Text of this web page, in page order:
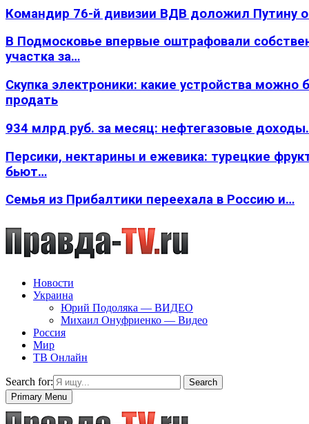
Командир 76-й дивизии ВДВ доложил Путину
В Подмосковье впервые оштрафовали
участка за…
Скупка электроники: какие устройства можно
продать
934 млрд руб. за месяц: нефтегазовые
Персики, нектарины и ежевика: турецкие
бьют…
Семья из Прибалтики переехала в Россию и…
Новости
Украина
Юрий Подоляка — ВИДЕО
Михаил Онуфриенко — Видео
Россия
Мир
ТВ Онлайн
Search for:
Search
Primary Menu